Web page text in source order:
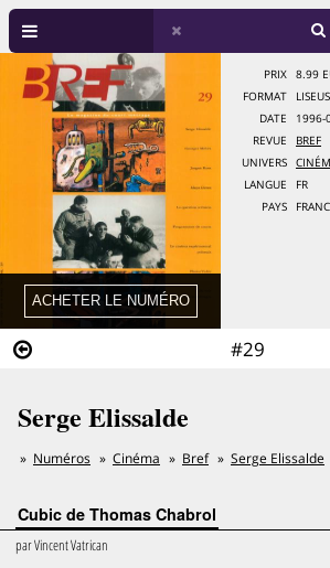
#29
PRIX
8.99
FORMAT
DATE
1996-
REVUE
BREF
UNIVERS
LANGUE
FR
PAYS
Serge Elissalde
Numéros Cinéma Bref Serge Elissalde
Cubic de Thomas Chabrol
parVincent Vatrican